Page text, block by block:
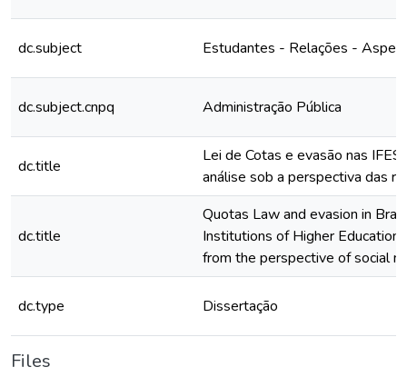
dc.subject Estudantes - Relações -
dc.subject.cnpq Administração Pública
dc.title
Lei de Cotas e evasão nas IFES
análise sob a perspectiva das
dc.title
Quotas Law and evasion in
Institutions of Higher Education:
from the perspective of social
dc.type Dissertação
Files